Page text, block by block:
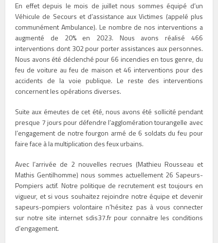
En effet depuis le mois de juillet nous sommes équipé d’un
Véhicule de Secours et d’assistance aux Victimes (appelé plus
communément Ambulance). Le nombre de nos interventions a
augmenté de 20% en 2023. Nous avons réalisé 466
interventions dont 302 pour porter assistances aux personnes.
Nous avons été déclenché pour 66 incendies en tous genre, du
feu de voiture au feu de maison et 46 interventions pour des
accidents de la voie publique. Le reste des interventions
concernent les opérations diverses.
Suite aux émeutes de cet été, nous avons été sollicité pendant
presque 7 jours pour défendre l’agglomération tourangelle avec
l’engagement de notre fourgon armé de 6 soldats du feu pour
faire face à la multiplication des feux urbains.
Avec l’arrivée de 2 nouvelles recrues (Mathieu Rousseau et
Mathis Gentilhomme) nous sommes actuellement 26 Sapeurs-
Pompiers actif. Notre politique de recrutement est toujours en
vigueur, et si vous souhaitez rejoindre notre équipe et devenir
sapeurs-pompiers volontaire n’hésitez pas à vous connecter
sur notre site internet sdis37.fr pour connaitre les conditions
d’engagement.